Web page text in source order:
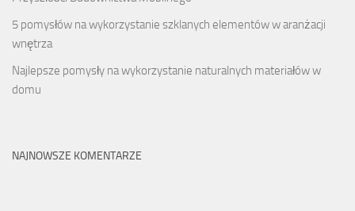
5 pomysłów na wykorzystanie szklanych elementów w aranżacji
wnętrza
Najlepsze pomysły na wykorzystanie naturalnych materiałów w
domu
NAJNOWSZE KOMENTARZE